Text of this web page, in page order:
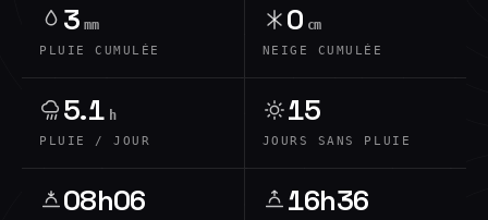
3 mm
PLUIE CUMULÉE
0 cm
NEIGE CUMULÉE
5.1 h
PLUIE / JOUR
15
JOURS SANS PLUIE
08h06 16h36